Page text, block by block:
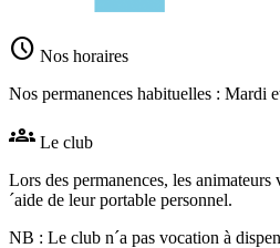
schedule Nos horaires
Nos permanences habituelles : Mardi
groups Le club
Lors des permanences, les
´aide de leur portable personnel.
NB : Le club n´a pas vocation à